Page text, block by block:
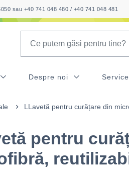
sau +40 741 048 480 / +40 741 048 481
Despre noi Service
LLavetă pentru curățare din
pentru